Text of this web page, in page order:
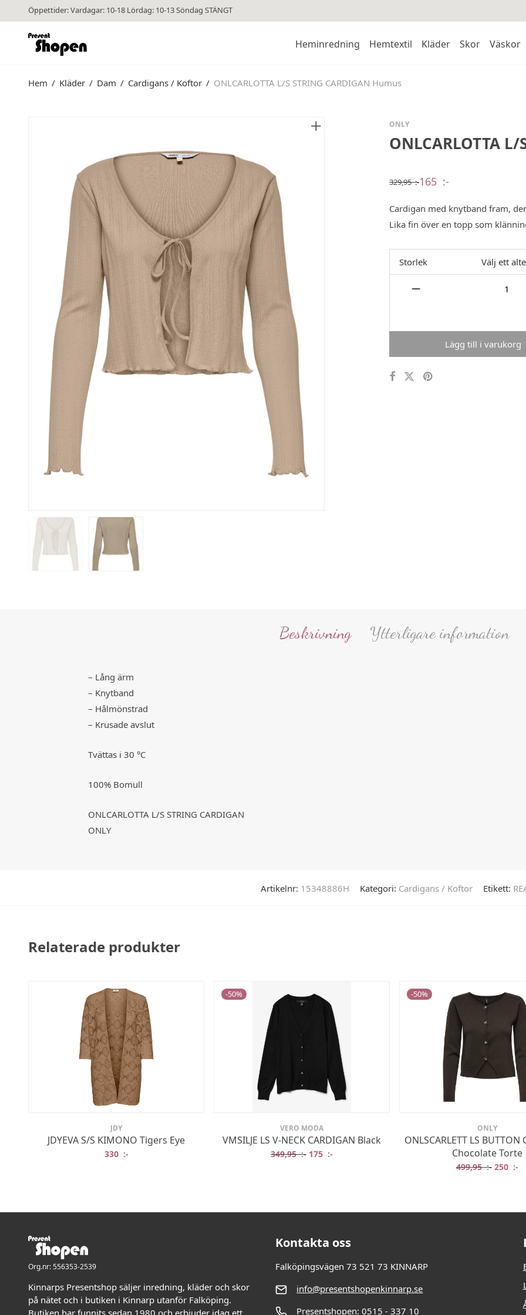
Öppettider: Vardagar: 10-18 Lördag: 10-13 Söndag STÄNGT
Heminredning Hemtextil Kläder Skor Väskor
Hem / Kläder / Dam / Cardigans / Koftor / ONLCARLOTTA L/S STRING CARDIGAN Humus
ONLY
ONLCARLOTTA
329,95:-
Det
var:
329,95 :-.
165 :-
Det
är:
165 :-.
Cardigan med knytband fram,
Lika fin över en topp som
Storlek Välj ett
Lägg till i varukorg
Beskrivning Ytterligare information
– Lång ärm
– Knytband
– Hålmönstrad
– Krusade avslut
Tvättas i 30 °C
100% Bomull
ONLCARLOTTA L/S STRING CARDIGAN
ONLY
Artikelnr: 15348886H Kategori: Cardigans / Koftor Etikett:
Relaterade produkter
JDY
JDYEVA S/S KIMONO Tigers Eye
330 :-
-50%
VERO MODA
VMSILJE LS V-NECK CARDIGAN Black
349,95:- Det ursprungliga priset var: 349,95 :-.
175 :- Det nuvarande priset är: 175 :-.
-50%
ONLY
ONLSCARLETT LS BUTTON
Chocolate Torte
499,95:- Det
250 :-
Org.nr: 556353-2539
Kinnarps Presentshop säljer inredning, kläder och skor
på nätet och i butiken i Kinnarp utanför Falköping.
Kontakta oss
Falköpingsvägen 73 521 73 KINNARP
info@presentshopenkinnarp.se
Presentshopen: 0515 - 337 10